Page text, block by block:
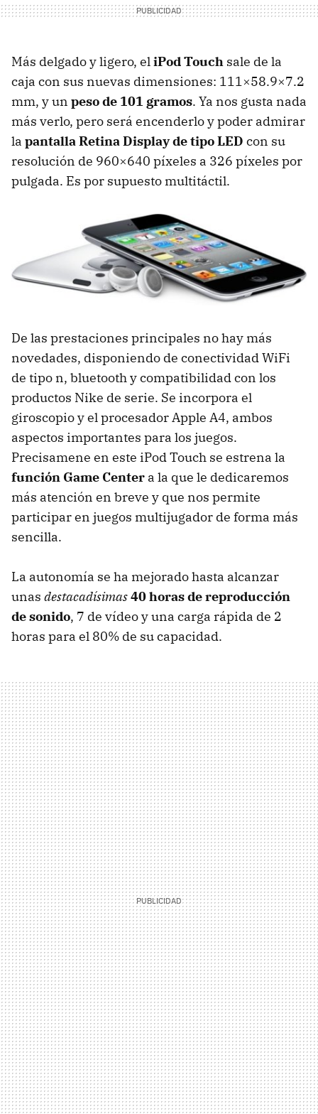
Más delgado y ligero, eliPod Touch sale de la
caja con sus nuevas dimensiones: 111×58.9×7.2
mm, y un peso de 101 gramos. Ya nos gusta nada
más verlo, pero será encenderlo y poder admirar
la pantalla Retina Display de tipo LED con su
resolución de 960×640 píxeles a 326 píxeles por
pulgada. Es por supuesto multitáctil.
De las prestaciones principales no hay más
novedades, disponiendo de conectividad WiFi
de tipo n, bluetooth y compatibilidad con los
productos Nike de serie. Se incorpora el
giroscopio y el procesador Apple A4, ambos
aspectos importantes para los juegos.
Precisamene en este iPod Touch se estrena la
función Game Center a la que le dedicaremos
más atención en breve y que nos permite
participar en juegos multijugador de forma más
sencilla.
La autonomía se ha mejorado hasta alcanzar
unas destacadísimas40 horas de reproducción
de sonido, 7 de vídeo y una carga rápida de 2
horas para el 80% de su capacidad.